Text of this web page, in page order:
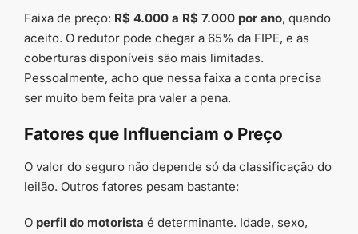
Faixa de preço: R$ 4.000 a R$ 7.000 por ano, quando
aceito. O redutor pode chegar a 65% da FIPE, e as
coberturas disponíveis são mais limitadas.
Pessoalmente, acho que nessa faixa a conta precisa
ser muito bem feita pra valer a pena.
Fatores que Influenciam o Preço
O valor do seguro não depende só da classificação do
leilão. Outros fatores pesam bastante:
O perfil do motorista é determinante. Idade, sexo,